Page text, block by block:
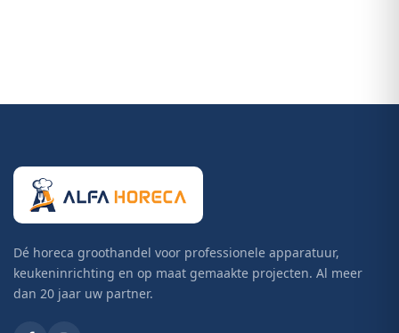
Dé horeca groothandel voor professionele apparatuur,
keukeninrichting en op maat gemaakte projecten. Al meer
dan 20 jaar uw partner.